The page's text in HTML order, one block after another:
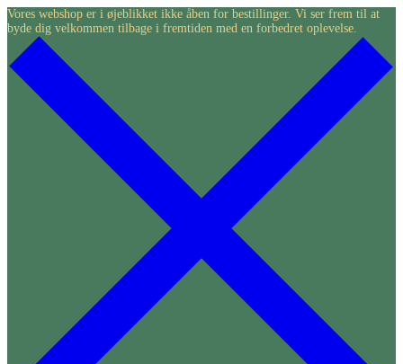
Skip
to
content
Vores webshop er i øjeblikket ikke åben for bestillinger. Vi ser frem til at
byde dig velkommen tilbage i fremtiden med en forbedret oplevelse.